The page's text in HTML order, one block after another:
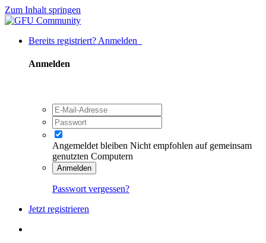
Zum Inhalt springen
Bereits registriert? Anmelden
Anmelden
Angemeldet bleiben Nicht empfohlen auf gemeinsam
genutzten Computern
Anmelden
Passwort vergessen?
Jetzt registrieren